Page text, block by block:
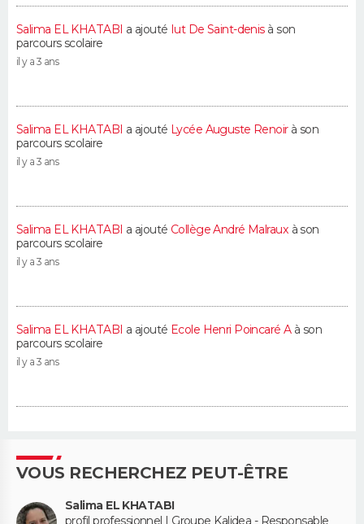
Salima EL KHATABI a ajouté Iut De Saint-denisà son
parcours scolaire
il y a 3 ans
Salima EL KHATABI a ajouté Lycée Auguste Renoirà son
parcours scolaire
il y a 3 ans
Salima EL KHATABI a ajouté Collège André Malraux à son
parcours scolaire
il y a 3 ans
Salima EL KHATABI a ajouté Ecole Henri Poincaré Aà son
parcours scolaire
il y a 3 ans
VOUS RECHERCHEZ PEUT-ÊTRE
Salima EL KHATABI